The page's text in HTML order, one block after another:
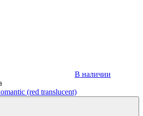
В наличии
(red translucent)